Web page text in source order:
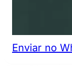
Enviar no